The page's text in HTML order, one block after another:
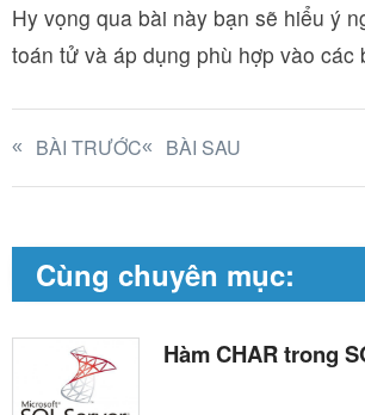
Hy vọng qua bài này bạn sẽ hiểu ý
toán tử và áp dụng phù hợp vào các
BÀI TRƯỚC BÀI SAU
Cùng chuyên mục:
Hàm CHAR trong